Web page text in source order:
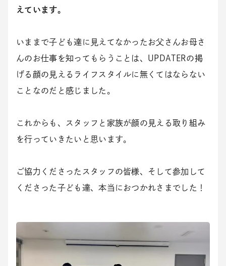
えています。
いままで子ども達に見えてなかったお父さんお母さ
んのお仕事を知ってもらうことは、UPDATERの掲
げる顔の見えるライフスタイルに無くてはならない
ことなのだと感じました。
これからも、スタッフと家族が顔の見える取り組み
を行っていきたいと思います。
ご協力くださったスタッフの皆様、そして参加して
くださった子ども達、本当におつかれさまでした！